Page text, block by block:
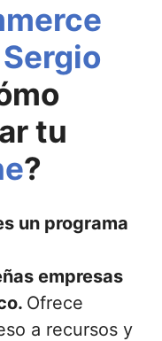
Sergio
tu
?
un programa
empresas
Ofrece
a recursos y